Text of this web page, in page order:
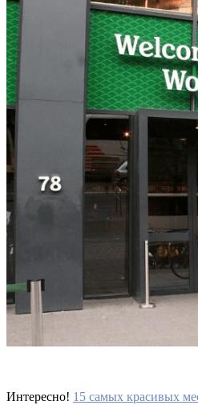
Интересно! 15 самых красивых